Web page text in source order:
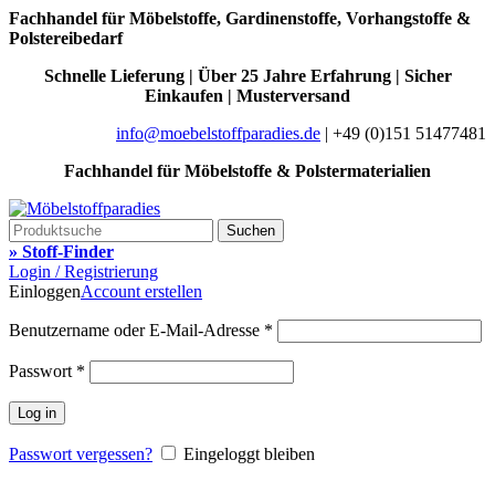
Fachhandel für Möbelstoffe, Gardinenstoffe, Vorhangstoffe &
Polstereibedarf
Schnelle Lieferung | Über 25 Jahre Erfahrung | Sicher
Einkaufen | Musterversand
info@moebelstoffparadies.de | +49 (0)151 51477481
Fachhandel für Möbelstoffe & Polstermaterialien
Suchen
» Stoff-Finder
Login / Registrierung
EinloggenAccount erstellen
Benutzername oder E-Mail-Adresse *
Passwort *
Log in
Passwort vergessen?
Eingeloggt bleiben